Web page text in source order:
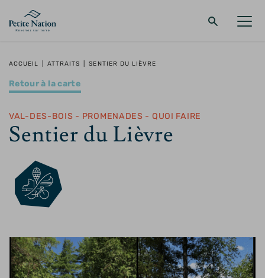
Retour au menu principal
LA RÉGION
Retour au menu principal
PROMENADES – QUOI FAIRE
Retour au menu principal
HÉBERGEMENT
Retour au menu principal
RESTAURANT
ACCUEIL ATTRAITS SENTIER DU LIÈVRE
Retour à la carte
VAL-DES-BOIS - PROMENADES - QUOI FAIRE
Sentier du Lièvre